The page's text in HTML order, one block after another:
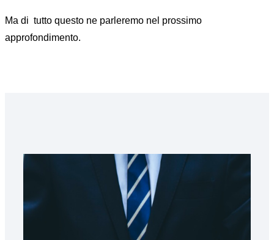
Ma di tutto questo ne parleremo nel prossimo
approfondimento.